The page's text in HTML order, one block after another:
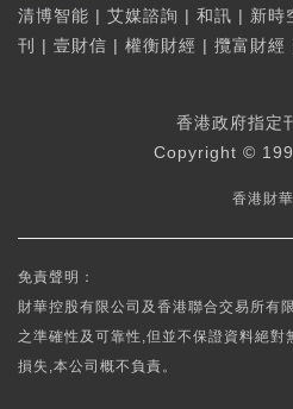
清博智能 | 艾媒諮詢 | 和訊 | 新時
刊
| 壹財信 | 權衡財經 | 攬富財經
香港政府指定
Copyright ©
香港財
免責聲明：
財華控股有限公司及香港聯合交易所有
之準確性及可靠性,但並不保證資料絕對
損失,本公司概不負責。